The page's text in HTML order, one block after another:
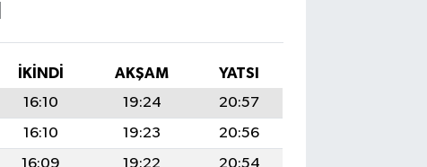
İKINDI AKŞAM
YATSI
16:10 19:24
20:57
16:10 19:23
20:56
16:09 19:22
20:54